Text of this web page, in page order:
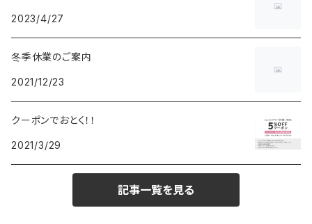
DISNEY
FOREVER
CLUSE
DUNHILL
BEAMZSQUARE
TOMMY HILFIGER
MICHAEL KORS
MARC JACOBS
DIESEL
ATLANTIC STARS
VIVIENNE WESTWOOD
POLO RALPH LAUREN
BROMPTON
HAMILTON
INCASE
TANACOCORO
WOODEN
CASIO
Micol
2023/4/27
冬季休業のご案内
2021/12/23
クーポンでおとく！！
2021/3/29
記事一覧を見る